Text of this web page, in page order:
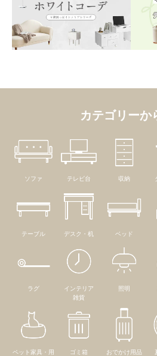
カテゴリーか
ソファ テレビ台 収納
テーブル デスク・机 ベッド
ラグ
インテリア
雑貨
照明
ペット家具・用
ゴミ箱 おでかけ用品